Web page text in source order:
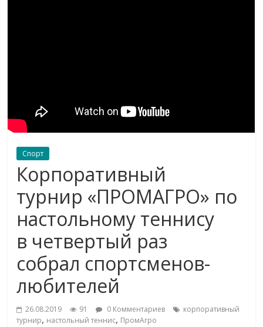
Спорт
Корпоративный
турнир «ПРОМАГРО» по
настольному теннису
в четвертый раз
собрал спортсменов-
любителей
26.08.2019 91 0 Комментариев
корпоративный
турнир, настольный теннис, ПромАгро